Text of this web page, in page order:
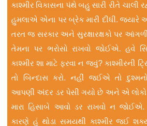
કાશ્મીર વિકાસના પંથે બહુ સારી રીતે
હુમલાએ એના પર બ્રેક મારી દીધી.
તરત જ સરકાર અને સુરક્ષારક્ષકો પર
તેમના પર ભરોસો રાખવો જોઈએ. હવે
કાશ્મીર શા માટે ફરવા ન જવું? કાશ્મીરની
તો બિન્દાસ કરો. નહીં જઈએ તો
આપણી અંદર ડર પેસી ગયો છે અને એ લોકો
મારા હિસાબે આવો ડર રાખવો ન જોઈએ.
કારણે હું થોડા સમયથી કાશ્મીર જઈ